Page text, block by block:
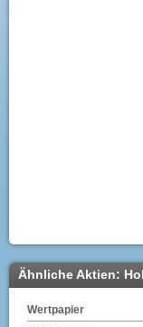
Ähnliche Aktien:
Wertpapier